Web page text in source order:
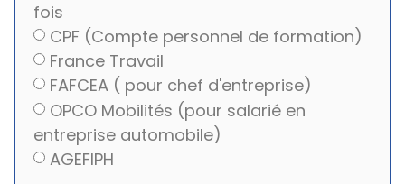
fois
CPF (Compte personnel de formation)
France Travail
FAFCEA ( pour chef d'entreprise)
OPCO Mobilités (pour salarié en
entreprise automobile)
AGEFIPH